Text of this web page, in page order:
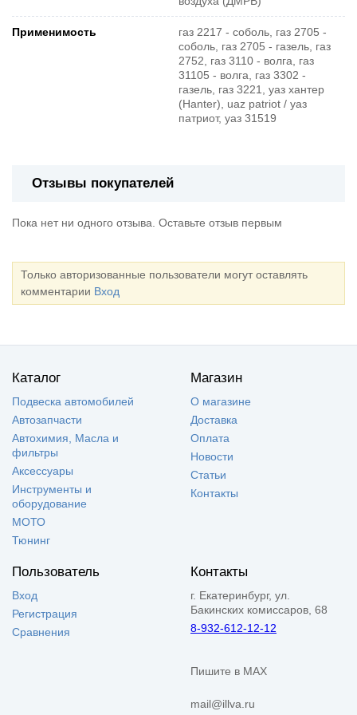
Применимость
газ 2217 - соболь, газ 2705 -
соболь, газ 2705 - газель, газ
2752, газ 3110 - волга, газ
31105 - волга, газ 3302 -
газель, газ 3221, уаз хантер
(Hanter), uaz patriot / уаз
патриот, уаз 31519
Отзывы покупателей
Пока нет ни одного отзыва. Оставьте отзыв первым
Только авторизованные пользователи могут оставлять
комментарии Вход
Каталог
Подвеска автомобилей
Автозапчасти
Автохимия, Масла и
фильтры
Аксессуары
Инструменты и
оборудование
МОТО
Тюнинг
Магазин
О магазине
Доставка
Оплата
Новости
Статьи
Контакты
Пользователь
Вход
Регистрация
Сравнения
Контакты
г. Екатеринбург, ул.
Бакинских комиссаров, 68
8-932-612-12-12
Пишите в MAX
mail@illva.ru